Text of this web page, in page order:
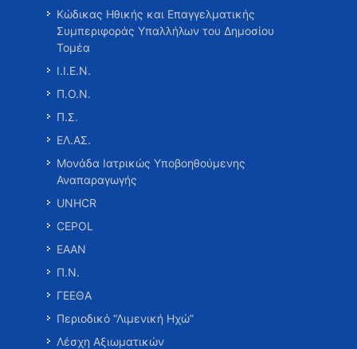
Κώδικας Ηθικής και Επαγγελματικής
Συμπεριφοράς Υπαλλήλων του Δημοσίου
Τομέα
Ι.Ι.Ε.Ν.
Π.Ο.Ν.
Π.Σ.
ΕΛ.ΑΣ.
Μονάδα Ιατρικώς Υποβοηθούμενης
Αναπαραγωγής
UNHCR
CEPOL
ΕΑΑΝ
Π.Ν.
ΓΕΕΘΑ
Περιοδικό “Λιμενική Ηχώ”
Λέσχη Αξιωματικών